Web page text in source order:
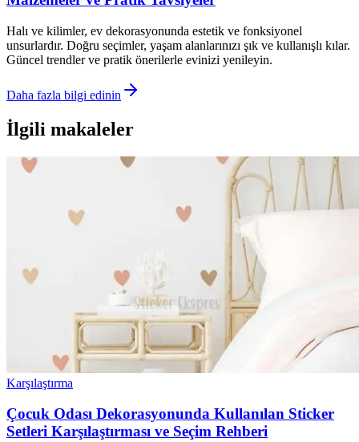
Halı ve kilimler, ev dekorasyonunda estetik ve fonksiyonel
unsurlardır. Doğru seçimler, yaşam alanlarınızı şık ve kullanışlı kılar.
Güncel trendler ve pratik önerilerle evinizi yenileyin.
Daha fazla bilgi edinin
İlgili makaleler
Karşılaştırma
Çocuk Odası Dekorasyonunda Kullanılan Sticker
Setleri Karşılaştırması ve Seçim Rehberi